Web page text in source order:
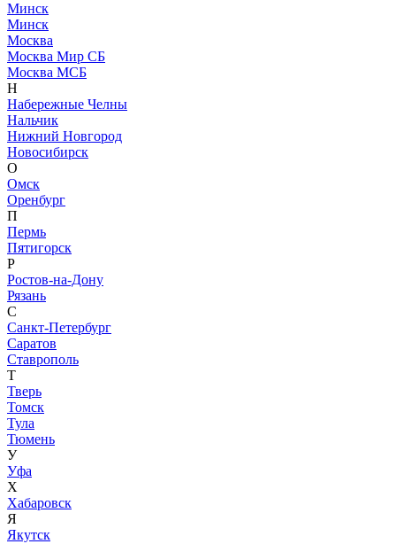
Минск
Минск
Москва
Москва Мир СБ
Москва МСБ
Н
Набережные Челны
Нальчик
Нижний Новгород
Новосибирск
О
Омск
Оренбург
П
Пермь
Пятигорск
Р
Ростов-на-Дону
Рязань
С
Санкт-Петербург
Саратов
Ставрополь
Т
Тверь
Томск
Тула
Тюмень
У
Уфа
Х
Хабаровск
Я
Якутск